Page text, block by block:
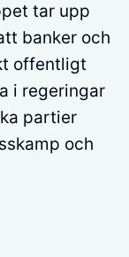
tar upp
banker och
offentligt
i regeringar
partier
och